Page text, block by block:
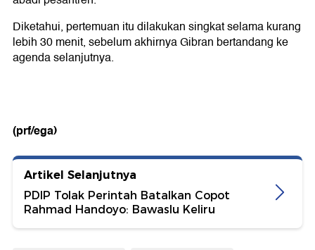
Diketahui, pertemuan itu dilakukan singkat selama kurang
lebih 30 menit, sebelum akhirnya Gibran bertandang ke
agenda selanjutnya.
(prf/ega)
Artikel Selanjutnya
PDIP Tolak Perintah Batalkan Copot
Rahmad Handoyo: Bawaslu Keliru